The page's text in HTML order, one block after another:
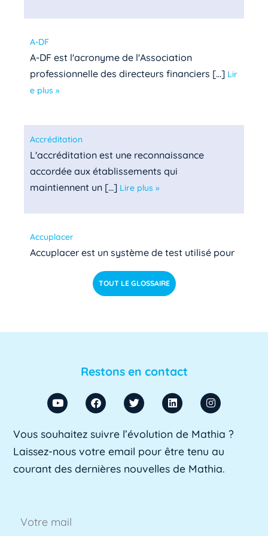
A-DF
A-DF est l'acronyme de l'Association
professionnelle des directeurs financiers [...] Lir
e plus »
Accréditation
L'accréditation est une reconnaissance
accordée aux établissements qui
maintiennent un [...] Lire plus »
Accuplacer
Accuplacer est un système de test utilisé pour
déterminer si les étudiants de niveau [...]
ACU
d'Université. Il s'agit d'un fonctionnaire chargé
ADA SUP
ADA SUP est l'acronyme de l'Association
professionnelle des directeurs d'achats des [...]
ADSI
TOUT LE GLOSSAIRE
Restons en contact
Vous souhaitez suivre l’évolution de Mathia ?
Laissez-nous votre email pour être tenu au
courant des dernières nouvelles de Mathia.